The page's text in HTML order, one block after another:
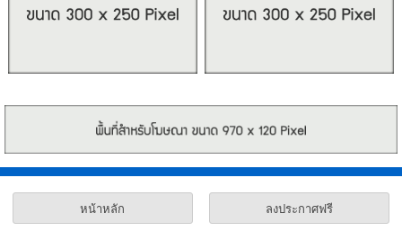
หน้าหลัก ลงประกาศฟรี